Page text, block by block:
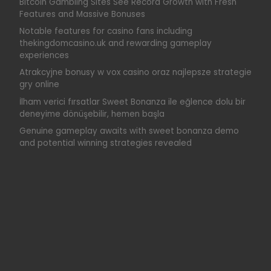
Features and Massive Bonuses
Notable features for casino fans including
thekingdomcasino.uk and rewarding gameplay
experiences
Atrakcyjne bonusy w vox casino oraz najlepsze strategie
gry online
İlham verici fırsatlar Sweet Bonanza ile eğlence dolu bir
deneyime dönüşebilir, hemen başla
Genuine gameplay awaits with sweet bonanza demo
and potential winning strategies revealed